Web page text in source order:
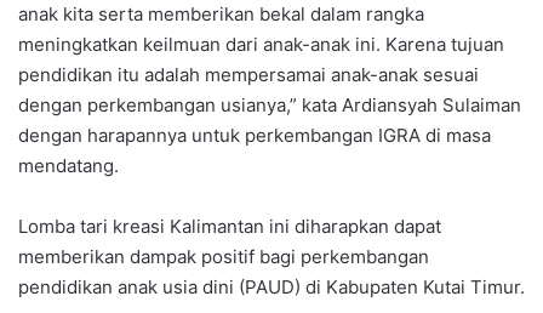
anak kita serta memberikan bekal dalam rangka
meningkatkan keilmuan dari anak-anak ini. Karena tujuan
pendidikan itu adalah mempersamai anak-anak sesuai
dengan perkembangan usianya,” kata Ardiansyah Sulaiman
dengan harapannya untuk perkembangan IGRA di masa
mendatang.
Lomba tari kreasi Kalimantan ini diharapkan dapat
memberikan dampak positif bagi perkembangan
pendidikan anak usia dini (PAUD) di Kabupaten Kutai Timur.